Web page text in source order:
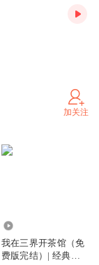
加关注
我在三界开茶馆（免
费版完结）| 经典鬼